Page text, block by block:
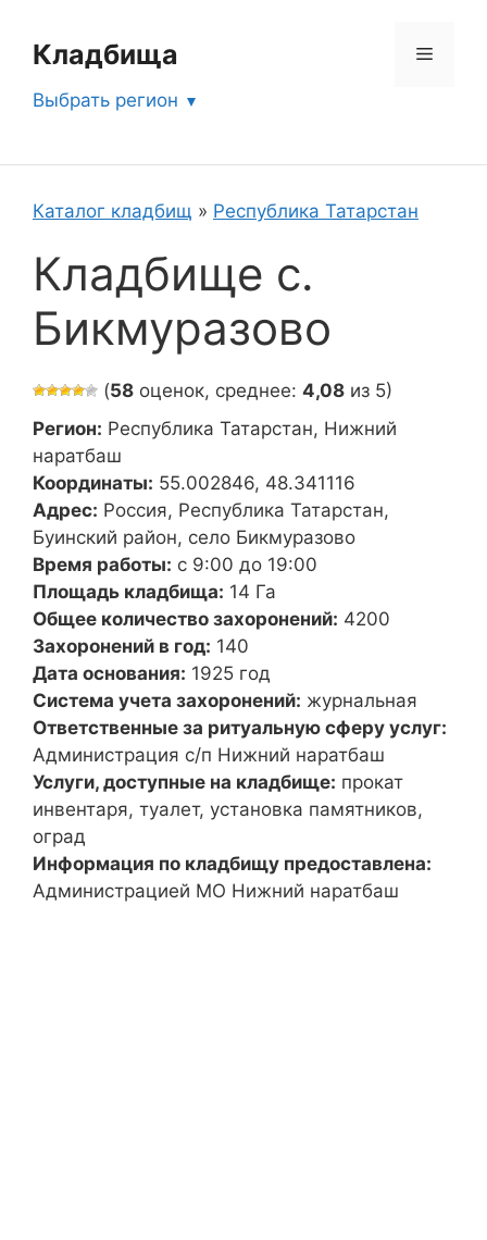
содержимому
Кладбища Меню
Выбрать регион
Каталог кладбищ » Республика Татарстан
Кладбище с.
Бикмуразово
(58 оценок, среднее: 4,08 из 5)
Регион: Республика Татарстан, Нижний
наратбаш
Координаты: 55.002846, 48.341116
Адрес: Россия, Республика Татарстан,
Буинский район, село Бикмуразово
Время работы: с 9:00 до 19:00
Площадь кладбища: 14 Га
Общее количество захоронений: 4200
Захоронений в год: 140
Дата основания: 1925 год
Система учета захоронений: журнальная
Ответственные за ритуальную сферу услуг:
Администрация с/п Нижний наратбаш
Услуги, доступные на кладбище: прокат
инвентаря, туалет, установка памятников,
оград
Информация по кладбищу предоставлена:
Администрацией МО Нижний наратбаш